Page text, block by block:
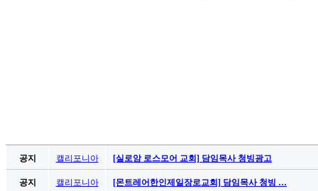
공지 캘리포니아 [실로암 로스모어 교회] 담임목사 청빙광고
공지 캘리포니아 [몬트레어한인제일장로교회] 담임목사 청빙 …